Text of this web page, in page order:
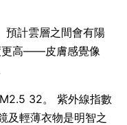
預計雲層之間會有陽
更高——皮膚感覺像
32。 紫外線指數
及輕薄衣物是明智之